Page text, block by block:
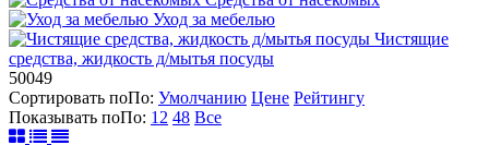
Уход за мебелью
Чистящие
средства, жидкость д/мытья посуды
50049
Сортировать поПо: Умолчанию Цене Рейтингу
Показывать поПо: 12 48 Все